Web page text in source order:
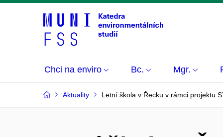
Chci na enviro Bc. Mgr.
Aktuality Letní škola v Řecku v rámci projektu